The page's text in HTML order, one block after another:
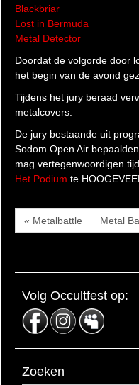
Blackbriar
Lost in Bermuda
Metal Detector
Doordat de volgorde door
het begin van de avond
Tijdens het jury beraad
metalcovers.
De jury bestaande uit
Sodom Open Air
mag vertegenwoordigen
Het Podium te
« Metalbattle Metal
Volg Occultfest op:
Zoeken